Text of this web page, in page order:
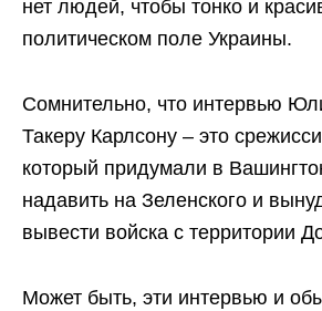
нет людей, чтобы тонко и
политическом поле Украины.
Сомнительно, что интервью
Такеру Карлсону – это
который придумали в
надавить на Зеленского и
вывести войска с территории
Может быть, эти интервью и